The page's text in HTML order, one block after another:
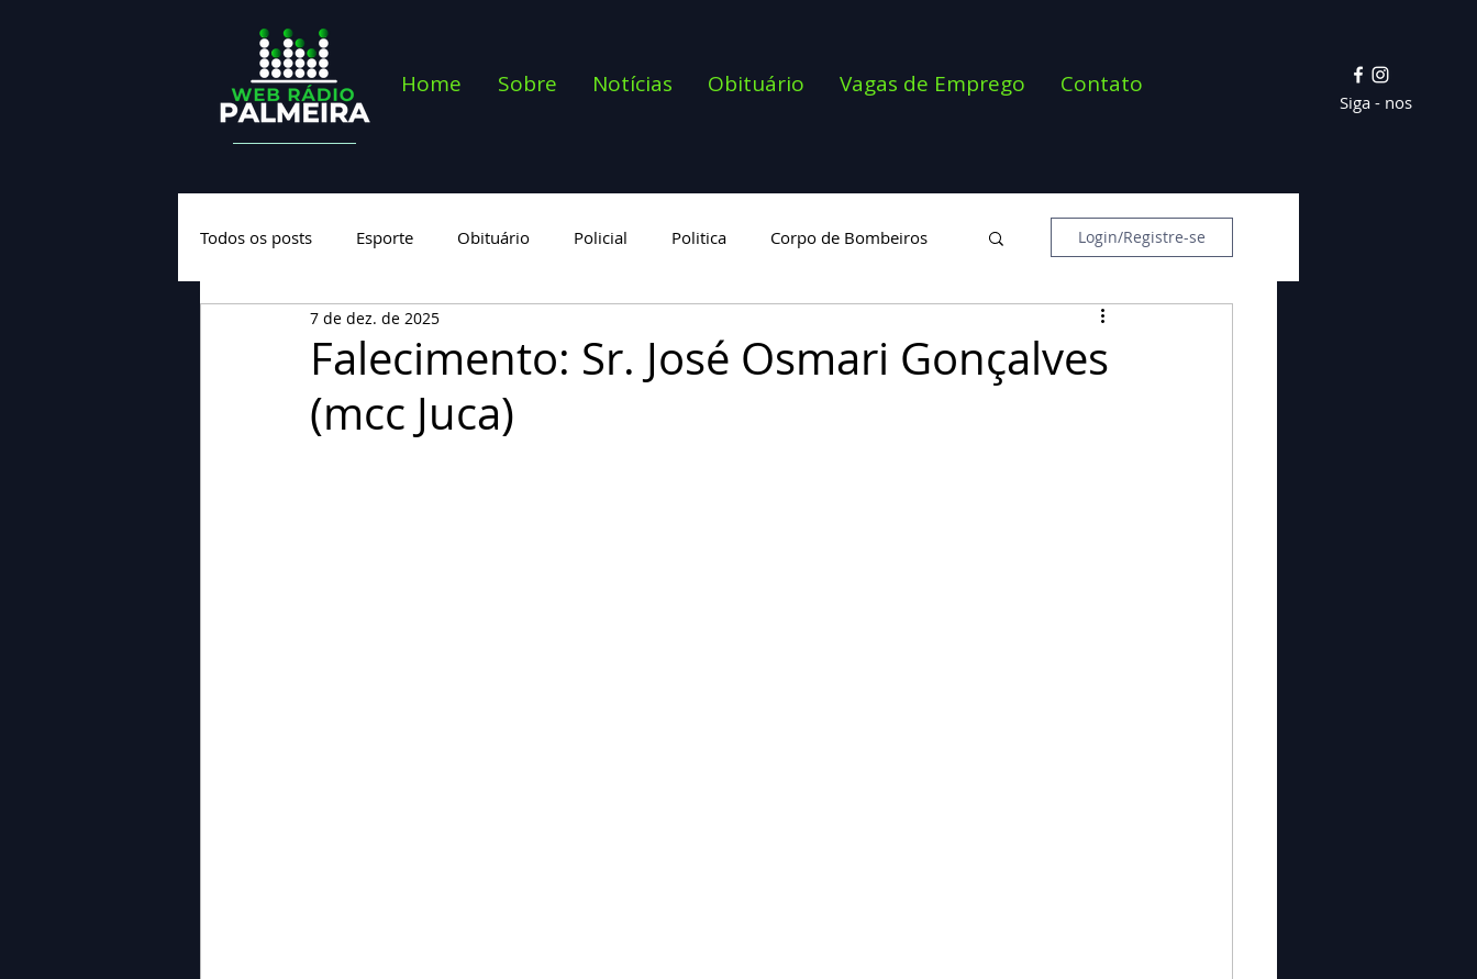
Home Sobre Notícias Obituário Vagas de Emprego Contato
Siga - nos
Todos os posts Esporte Obituário Policial Politica Corpo de Bombeiros
Geral Nova categoria
Login/Registre-se
Falecimento: Sr. José Osmari Gonçalves
(mcc Juca)
7 de dez. de 2025